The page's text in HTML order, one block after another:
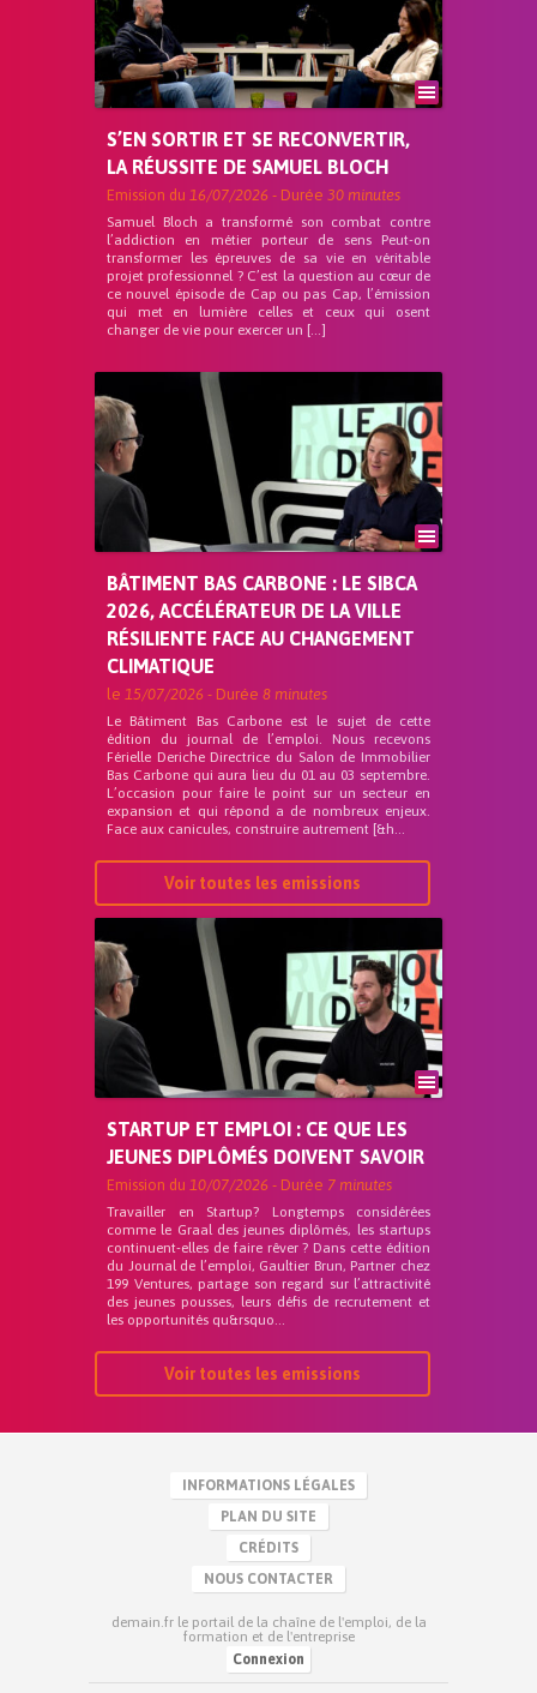
S’EN SORTIR ET SE RECONVERTIR,
LA RÉUSSITE DE SAMUEL BLOCH
Emission du 16/07/2026 - Durée 30 minutes
Samuel Bloch a transformé son combat contre
l’addiction en métier porteur de sens Peut-on
transformer les épreuves de sa vie en véritable
projet professionnel ? C’est la question au cœur de
ce nouvel épisode de Cap ou pas Cap, l’émission
qui met en lumière celles et ceux qui osent
changer de vie pour exercer un […]
BÂTIMENT BAS CARBONE : LE SIBCA
2026, ACCÉLÉRATEUR DE LA VILLE
RÉSILIENTE FACE AU CHANGEMENT
CLIMATIQUE
le 15/07/2026 - Durée 8 minutes
Le Bâtiment Bas Carbone est le sujet de cette
édition du journal de l’emploi. Nous recevons
Férielle Deriche Directrice du Salon de Immobilier
Bas Carbone qui aura lieu du 01 au 03 septembre.
L’occasion pour faire le point sur un secteur en
expansion et qui répond a de nombreux enjeux.
Face aux canicules, construire autrement [&h...
Voir toutes les emissions
STARTUP ET EMPLOI : CE QUE LES
JEUNES DIPLÔMÉS DOIVENT SAVOIR
Emission du 10/07/2026 - Durée 7 minutes
Travailler en Startup? Longtemps considérées
comme le Graal des jeunes diplômés, les startups
continuent-elles de faire rêver ? Dans cette édition
du Journal de l’emploi, Gaultier Brun, Partner chez
199 Ventures, partage son regard sur l’attractivité
des jeunes pousses, leurs défis de recrutement et
les opportunités qu&rsquo...
Voir toutes les emissions
INFORMATIONS LÉGALES
PLAN DU SITE
CRÉDITS
NOUS CONTACTER
demain.fr le portail de la chaîne de l'emploi, de la
formation et de l'entreprise
Connexion